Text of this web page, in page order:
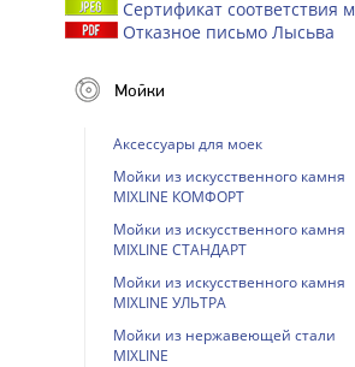
Сертификат соответствия
Отказное письмо Лысьва
Мойки
Аксессуары для моек
Мойки из искусственного камня
MIXLINE КОМФОРТ
Мойки из искусственного камня
MIXLINE СТАНДАРТ
Мойки из искусственного камня
MIXLINE УЛЬТРА
Мойки из нержавеющей стали
MIXLINE